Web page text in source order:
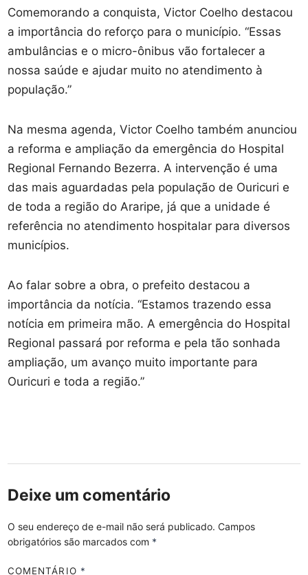
Comemorando a conquista, Victor Coelho destacou
a importância do reforço para o município. “Essas
ambulâncias e o micro-ônibus vão fortalecer a
nossa saúde e ajudar muito no atendimento à
população.”
Na mesma agenda, Victor Coelho também anunciou
a reforma e ampliação da emergência do Hospital
Regional Fernando Bezerra. A intervenção é uma
das mais aguardadas pela população de Ouricuri e
de toda a região do Araripe, já que a unidade é
referência no atendimento hospitalar para diversos
municípios.
Ao falar sobre a obra, o prefeito destacou a
importância da notícia. “Estamos trazendo essa
notícia em primeira mão. A emergência do Hospital
Regional passará por reforma e pela tão sonhada
ampliação, um avanço muito importante para
Ouricuri e toda a região.”
Deixe um comentário
O seu endereço de e-mail não será publicado. Campos
obrigatórios são marcados com *
COMENTÁRIO *